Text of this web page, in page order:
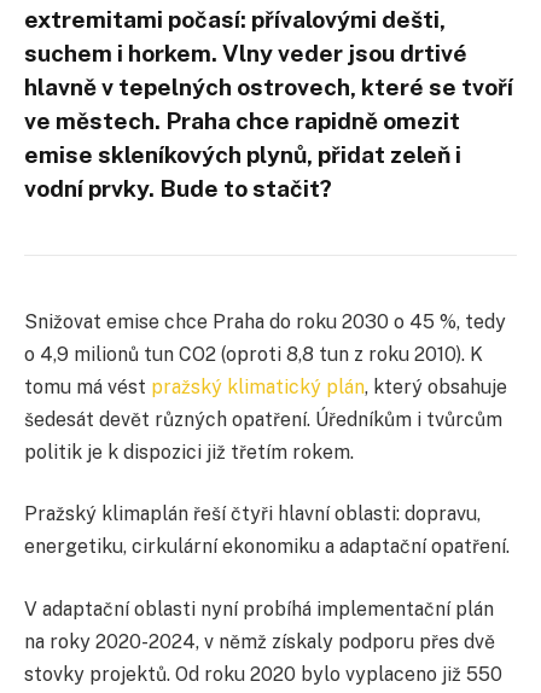
extremitami počasí: přívalovými dešti,
suchem i horkem. Vlny veder jsou drtivé
hlavně v tepelných ostrovech, které se tvoří
ve městech. Praha chce rapidně omezit
emise skleníkových plynů, přidat zeleň i
vodní prvky. Bude to stačit?
Snižovat emise chce Praha do roku 2030 o 45 %, tedy
o 4,9 milionů tun CO2 (oproti 8,8 tun z roku 2010). K
tomu má vést pražský klimatický plán, který obsahuje
šedesát devět různých opatření. Úředníkům i tvůrcům
politik je k dispozici již třetím rokem.
Pražský klimaplán řeší čtyři hlavní oblasti: dopravu,
energetiku, cirkulární ekonomiku a adaptační opatření.
V adaptační oblasti nyní probíhá implementační plán
na roky 2020-2024, v němž získaly podporu přes dvě
stovky projektů. Od roku 2020 bylo vyplaceno již 550